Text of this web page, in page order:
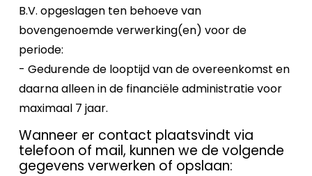
B.V. opgeslagen ten behoeve van
bovengenoemde verwerking(en) voor de
periode:
- Gedurende de looptijd van de overeenkomst en
daarna alleen in de financiële administratie voor
maximaal 7 jaar.
Wanneer er contact plaatsvindt via
telefoon of mail, kunnen we de volgende
gegevens verwerken of opslaan: